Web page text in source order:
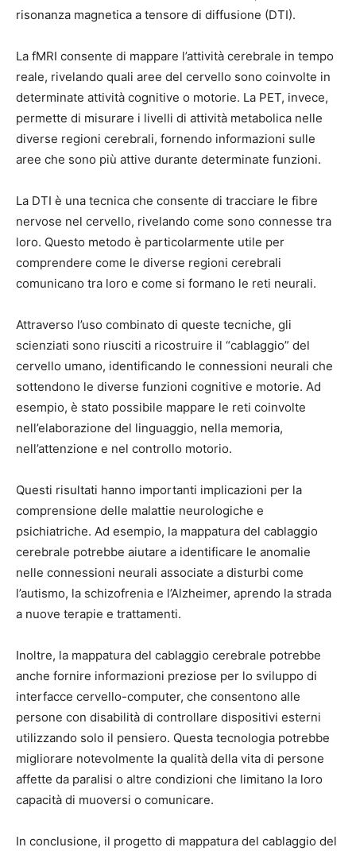
risonanza magnetica a tensore di diffusione (DTI).
La fMRI consente di mappare l’attività cerebrale in tempo
reale, rivelando quali aree del cervello sono coinvolte in
determinate attività cognitive o motorie. La PET, invece,
permette di misurare i livelli di attività metabolica nelle
diverse regioni cerebrali, fornendo informazioni sulle
aree che sono più attive durante determinate funzioni.
La DTI è una tecnica che consente di tracciare le fibre
nervose nel cervello, rivelando come sono connesse tra
loro. Questo metodo è particolarmente utile per
comprendere come le diverse regioni cerebrali
comunicano tra loro e come si formano le reti neurali.
Attraverso l’uso combinato di queste tecniche, gli
scienziati sono riusciti a ricostruire il “cablaggio” del
cervello umano, identificando le connessioni neurali che
sottendono le diverse funzioni cognitive e motorie. Ad
esempio, è stato possibile mappare le reti coinvolte
nell’elaborazione del linguaggio, nella memoria,
nell’attenzione e nel controllo motorio.
Questi risultati hanno importanti implicazioni per la
comprensione delle malattie neurologiche e
psichiatriche. Ad esempio, la mappatura del cablaggio
cerebrale potrebbe aiutare a identificare le anomalie
nelle connessioni neurali associate a disturbi come
l’autismo, la schizofrenia e l’Alzheimer, aprendo la strada
a nuove terapie e trattamenti.
Inoltre, la mappatura del cablaggio cerebrale potrebbe
anche fornire informazioni preziose per lo sviluppo di
interfacce cervello-computer, che consentono alle
persone con disabilità di controllare dispositivi esterni
utilizzando solo il pensiero. Questa tecnologia potrebbe
migliorare notevolmente la qualità della vita di persone
affette da paralisi o altre condizioni che limitano la loro
capacità di muoversi o comunicare.
In conclusione, il progetto di mappatura del cablaggio del